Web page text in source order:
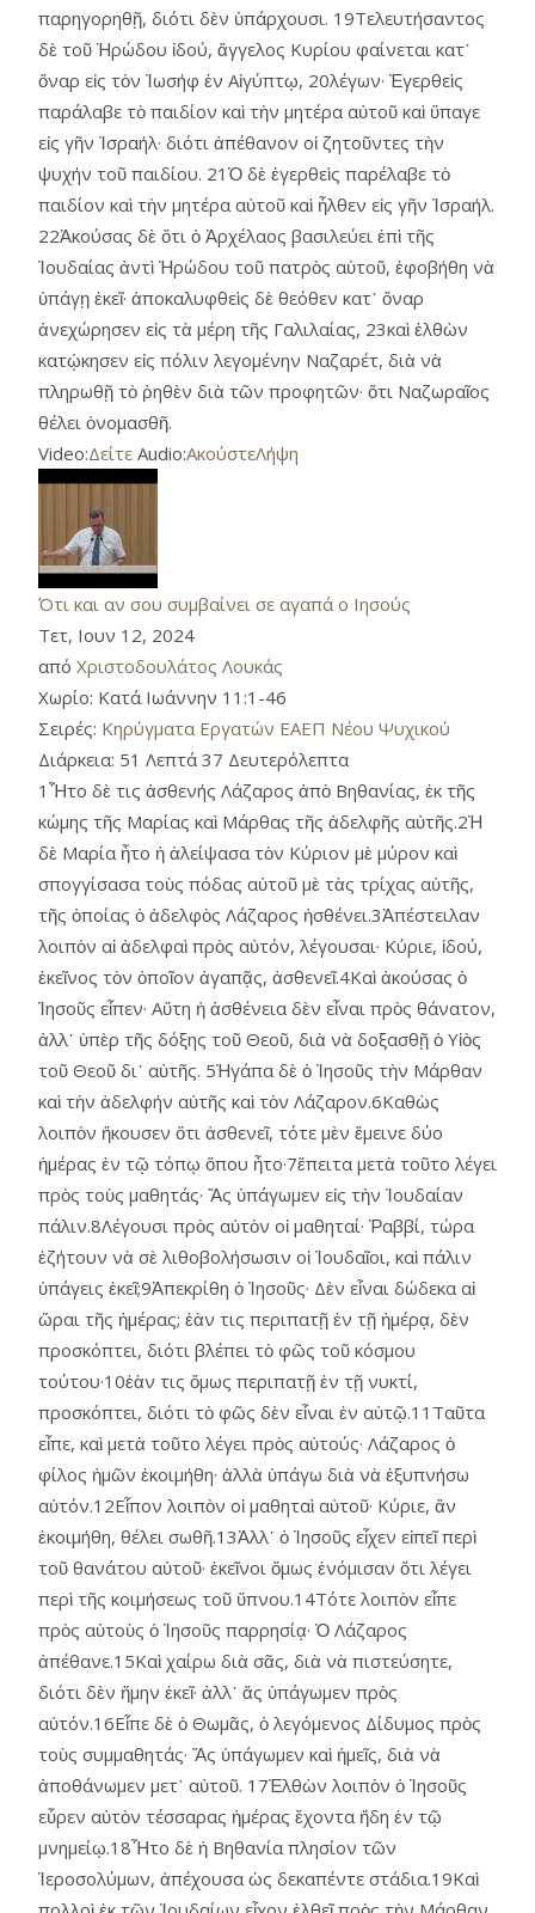
παρηγορηθῇ, διότι δὲν ὑπάρχουσι. 19Τελευτήσαντος
δὲ τοῦ Ἡρώδου ἰδού, ἄγγελος Κυρίου φαίνεται κατ᾿
ὄναρ εἰς τὸν Ἰωσήφ ἐν Αἰγύπτῳ, 20λέγων· Ἐγερθεὶς
παράλαβε τὸ παιδίον καὶ τὴν μητέρα αὐτοῦ καὶ ὕπαγε
εἰς γῆν Ἰσραήλ· διότι ἀπέθανον οἱ ζητοῦντες τὴν
ψυχήν τοῦ παιδίου. 21Ὁ δὲ ἐγερθεὶς παρέλαβε τὸ
παιδίον καὶ τὴν μητέρα αὐτοῦ καὶ ἦλθεν εἰς γῆν Ἰσραήλ.
22Ἀκούσας δὲ ὅτι ὁ Ἀρχέλαος βασιλεύει ἐπὶ τῆς
Ἰουδαίας ἀντὶ Ἡρώδου τοῦ πατρὸς αὑτοῦ, ἐφοβήθη νὰ
ὑπάγῃ ἐκεῖ· ἀποκαλυφθεὶς δὲ θεόθεν κατ᾿ ὄναρ
ἀνεχώρησεν εἰς τὰ μέρη τῆς Γαλιλαίας, 23καὶ ἐλθὼν
κατῴκησεν εἰς πόλιν λεγομένην Ναζαρέτ, διὰ νὰ
πληρωθῇ τὸ ῥηθὲν διὰ τῶν προφητῶν· ὅτι Ναζωραῖος
θέλει ὀνομασθῆ.
Video:Δείτε Audio:ΑκούστεΛήψη
Ότι και αν σου συμβαίνει σε αγαπά ο Ιησούς
Τετ, Ιουν 12, 2024
από Χριστοδουλάτος Λουκάς
Χωρίο: Κατά Ιωάννην 11:1-46
Σειρές: Κηρύγματα Εργατών ΕΑΕΠ Νέου Ψυχικού
Διάρκεια: 51 Λεπτά 37 Δευτερόλεπτα
1Ἦτο δὲ τις ἀσθενής Λάζαρος ἀπὸ Βηθανίας, ἐκ τῆς
κώμης τῆς Μαρίας καὶ Μάρθας τῆς ἀδελφῆς αὐτῆς.2Ἡ
δὲ Μαρία ἦτο ἡ ἁλείψασα τὸν Κύριον μὲ μύρον καὶ
σπογγίσασα τοὺς πόδας αὐτοῦ μὲ τὰς τρίχας αὐτῆς,
τῆς ὁποίας ὁ ἀδελφὸς Λάζαρος ἠσθένει.3Ἀπέστειλαν
λοιπὸν αἱ ἀδελφαὶ πρὸς αὐτόν, λέγουσαι· Κύριε, ἰδού,
ἐκεῖνος τὸν ὁποῖον ἀγαπᾷς, ἀσθενεῖ.4Καὶ ἀκούσας ὁ
Ἰησοῦς εἶπεν· Αὕτη ἡ ἀσθένεια δὲν εἶναι πρὸς θάνατον,
ἀλλ᾿ ὑπὲρ τῆς δόξης τοῦ Θεοῦ, διὰ νὰ δοξασθῇ ὁ Υἱὸς
τοῦ Θεοῦ δι᾿ αὐτῆς. 5Ἠγάπα δὲ ὁ Ἰησοῦς τὴν Μάρθαν
καὶ τὴν ἀδελφήν αὐτῆς καὶ τὸν Λάζαρον.6Καθὼς
λοιπὸν ἤκουσεν ὅτι ἀσθενεῖ, τότε μὲν ἔμεινε δύο
ἡμέρας ἐν τῷ τόπῳ ὅπου ἦτο·7ἔπειτα μετὰ τοῦτο λέγει
πρὸς τοὺς μαθητάς· Ἄς ὑπάγωμεν εἰς τὴν Ἰουδαίαν
πάλιν.8Λέγουσι πρὸς αὐτὸν οἱ μαθηταί· Ῥαββί, τώρα
ἐζήτουν νὰ σὲ λιθοβολήσωσιν οἱ Ἰουδαῖοι, καὶ πάλιν
ὑπάγεις ἐκεῖ;9Ἀπεκρίθη ὁ Ἰησοῦς· Δὲν εἶναι δώδεκα αἱ
ὥραι τῆς ἡμέρας; ἐὰν τις περιπατῇ ἐν τῇ ἡμέρᾳ, δὲν
προσκόπτει, διότι βλέπει τὸ φῶς τοῦ κόσμου
τούτου·10ἐὰν τις ὅμως περιπατῇ ἐν τῇ νυκτί,
προσκόπτει, διότι τὸ φῶς δὲν εἶναι ἐν αὐτῷ.11Ταῦτα
εἶπε, καὶ μετὰ τοῦτο λέγει πρὸς αὐτούς· Λάζαρος ὁ
φίλος ἡμῶν ἐκοιμήθη· ἀλλὰ ὑπάγω διὰ νὰ ἐξυπνήσω
αὐτόν.12Εἶπον λοιπὸν οἱ μαθηταὶ αὐτοῦ· Κύριε, ἄν
ἐκοιμήθη, θέλει σωθῆ.13Ἀλλ᾿ ὁ Ἰησοῦς εἶχεν εἰπεῖ περὶ
τοῦ θανάτου αὐτοῦ· ἐκεῖνοι ὅμως ἐνόμισαν ὅτι λέγει
περὶ τῆς κοιμήσεως τοῦ ὕπνου.14Τότε λοιπὸν εἶπε
πρὸς αὐτοὺς ὁ Ἰησοῦς παρρησίᾳ· Ὁ Λάζαρος
ἀπέθανε.15Καὶ χαίρω διὰ σᾶς, διὰ νὰ πιστεύσητε,
διότι δὲν ἤμην ἐκεῖ· ἀλλ᾿ ἄς ὑπάγωμεν πρὸς
αὐτόν.16Εἶπε δὲ ὁ Θωμᾶς, ὁ λεγόμενος Δίδυμος πρὸς
τοὺς συμμαθητάς· Ἄς ὑπάγωμεν καὶ ἡμεῖς, διὰ νὰ
ἀποθάνωμεν μετ᾿ αὐτοῦ. 17Ἐλθὼν λοιπὸν ὁ Ἰησοῦς
εὗρεν αὐτὸν τέσσαρας ἡμέρας ἔχοντα ἤδη ἐν τῷ
μνημείῳ.18Ἦτο δὲ ἡ Βηθανία πλησίον τῶν
Ἱεροσολύμων, ἀπέχουσα ὡς δεκαπέντε στάδια.19Καὶ